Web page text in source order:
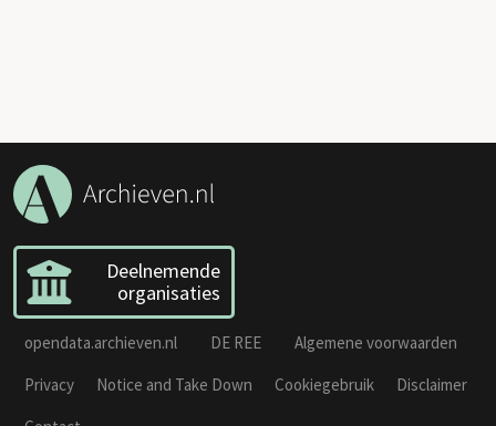
Deelnemende
organisaties
opendata.archieven.nl DE REE
Algemene voorwaarden
Privacy
Notice and Take Down Cookiegebruik
Disclaimer